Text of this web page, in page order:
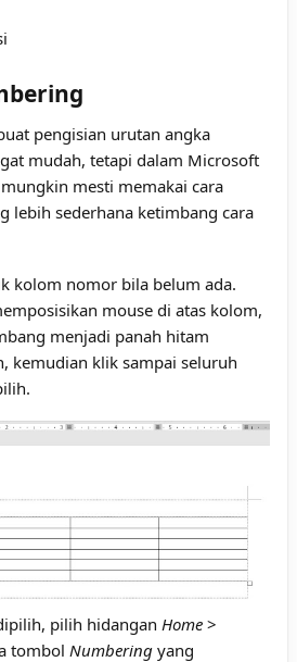
pengisian urutan angka
mudah, tetapi dalam Microsoft
mesti memakai cara
lebih sederhana ketimbang cara
kolom nomor bila belum ada.
mouse di atas kolom,
menjadi panah hitam
kemudian klik sampai seluruh
pilih hidangan Home >
tombol Numbering yang